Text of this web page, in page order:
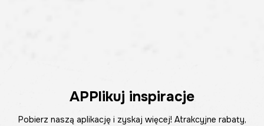
APPlikuj inspiracje
Pobierz naszą aplikację i zyskaj więcej! Atrakcyjne rabaty,